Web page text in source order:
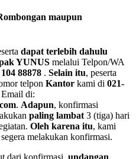
maupun
dapat terlebih dahulu
YUNUS melalui Telpon/WA
88878 . Selain itu, peserta
telpon Kantor kami di 021-
di:
. Adapun, konfirmasi
paling lambat 3 (tiga) hari
Oleh karena itu, kami
melakukan konfirmasi.
dari konfirmasi, undangan